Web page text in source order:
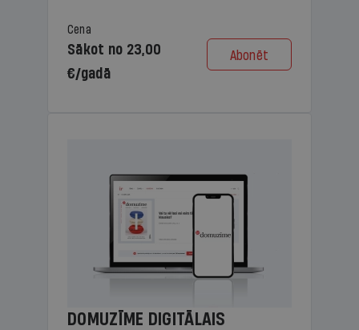
Cena
Sākot no 23,00
€/gadā
Abonēt
DOMUZĪME DIGITĀLAIS